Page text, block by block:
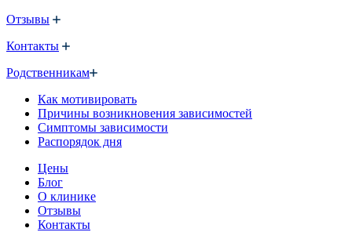
Отзывы
Контакты
Родственникам
Как мотивировать
Причины возникновения зависимостей
Симптомы зависимости
Распорядок дня
Цены
Блог
О клинике
Отзывы
Контакты